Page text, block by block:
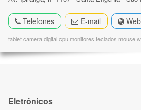
Telefones E-mail
tablet camera digital cpu monitores teclados mouse
Eletrônicos